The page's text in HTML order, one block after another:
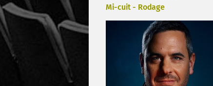
Mi-cuit - Rodage